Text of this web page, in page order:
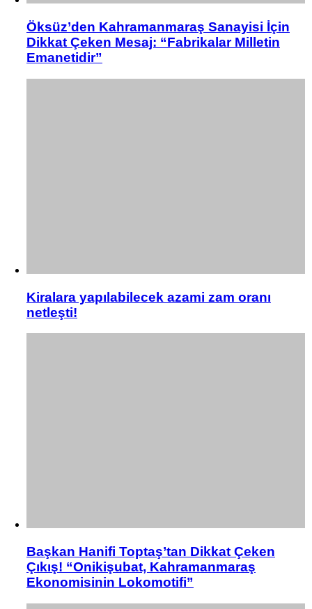
Öksüz’den Kahramanmaraş Sanayisi İçin
Dikkat Çeken Mesaj: “Fabrikalar Milletin
Emanetidir”
Kiralara yapılabilecek azami zam oranı
netleşti!
Başkan Hanifi Toptaş’tan Dikkat Çeken
Çıkış! “Onikişubat, Kahramanmaraş
Ekonomisinin Lokomotifi”